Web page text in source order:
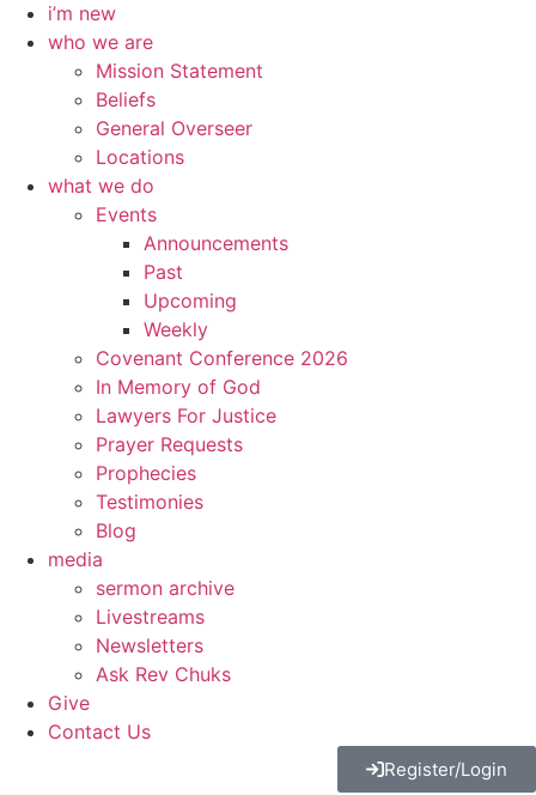
i’m new
who we are
Mission Statement
Beliefs
General Overseer
Locations
what we do
Events
Announcements
Past
Upcoming
Weekly
Covenant Conference 2026
In Memory of God
Lawyers For Justice
Prayer Requests
Prophecies
Testimonies
Blog
media
sermon archive
Livestreams
Newsletters
Ask Rev Chuks
Give
Contact Us
Register/Login